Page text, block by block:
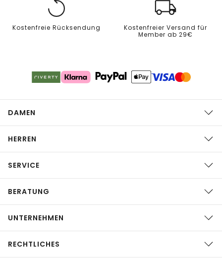
Kostenfreie Rücksendung
Kostenfreier Versand für
Member ab 29€
DAMEN
HERREN
SERVICE
BERATUNG
UNTERNEHMEN
RECHTLICHES